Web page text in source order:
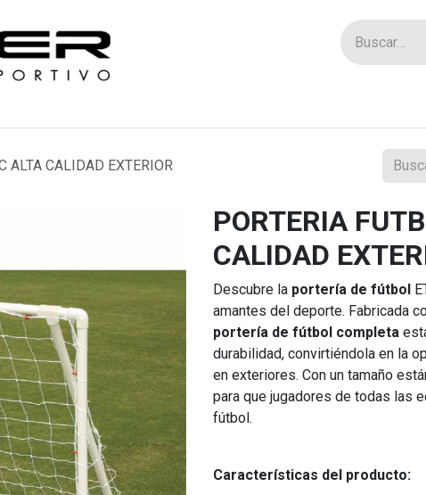
ALTA CALIDAD EXTERIOR
PORTERIA
CALIDAD
Descubre la portería de fútbol
amantes del deporte. Fabricada
portería de fútbol completa
durabilidad, convirtiéndola en la
en exteriores. Con un tamaño
para que jugadores de todas las
fútbol.
Características del producto: